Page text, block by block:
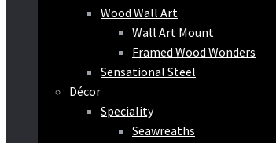
Wood Wall Art
Wall Art Mount
Framed Wood Wonders
Sensational Steel
Décor
Speciality
Seawreaths